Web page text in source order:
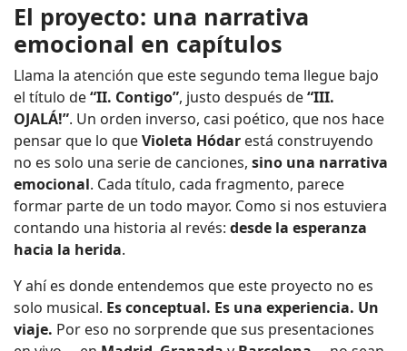
El proyecto: una narrativa
emocional en capítulos
Llama la atención que este segundo tema llegue bajo
el título de“II. Contigo”, justo después de“III.
OJALÁ!”. Un orden inverso, casi poético, que nos hace
pensar que lo queVioleta Hódar está construyendo
no es solo una serie de canciones, sino una narrativa
emocional. Cada título, cada fragmento, parece
formar parte de un todo mayor. Como si nos estuviera
contando una historia al revés: desde la esperanza
hacia la herida.
Y ahí es donde entendemos que este proyecto no es
solo musical. Es conceptual. Es una experiencia. Un
viaje. Por eso no sorprende que sus presentaciones